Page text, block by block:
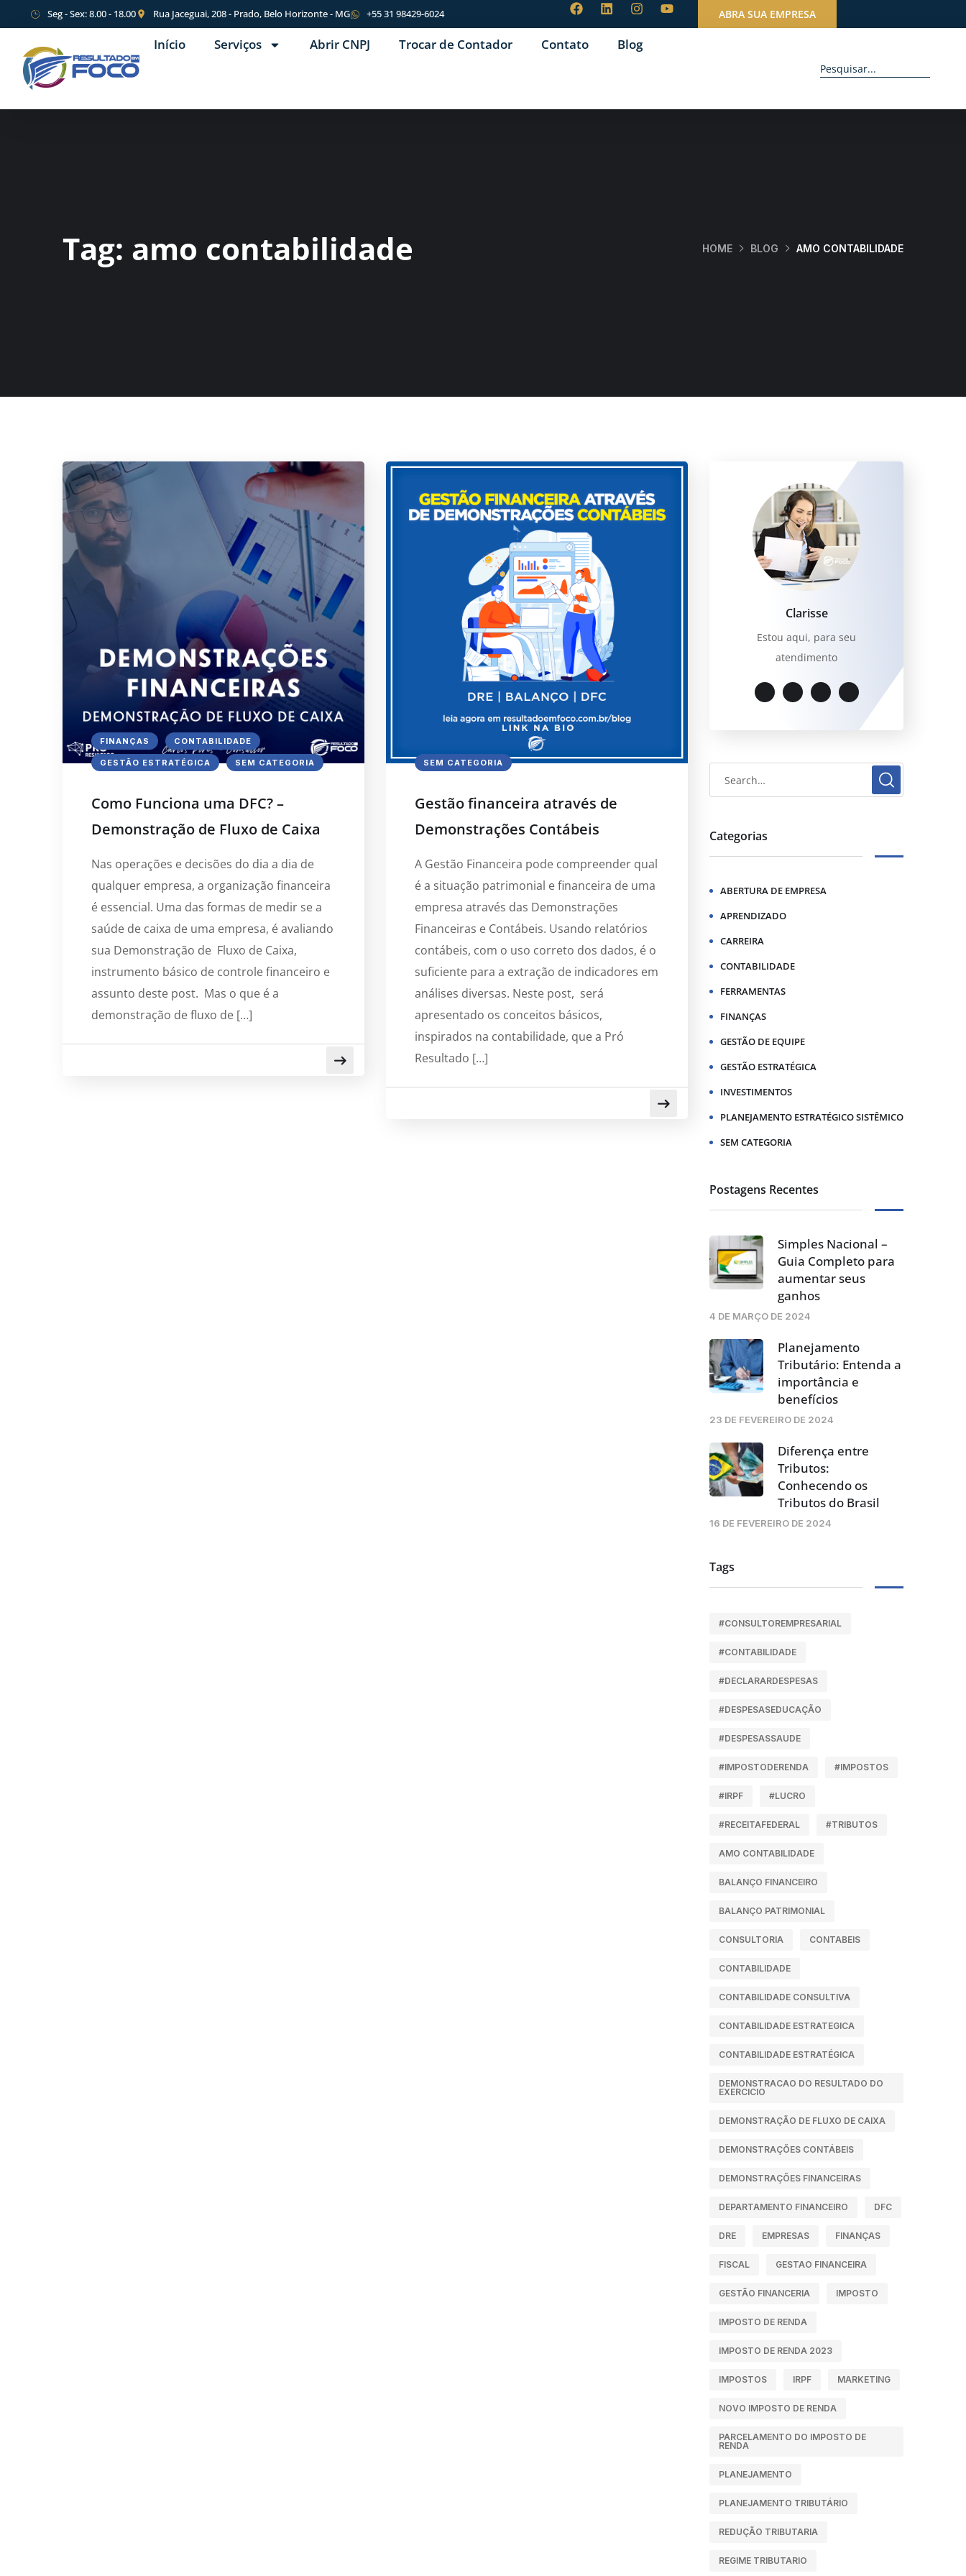
Seg - Sex: 8.00 - 18.00 Rua Jaceguai, 208 - Prado, Belo Horizonte - MG +55 31 98429-6024 ABRA SUA EMPRESA
Início Serviços Abrir CNPJ Trocar de Contador Contato Blog
Tag: amo contabilidade HOME BLOG AMO CONTABILIDADE
FINANÇAS CONTABILIDADE
GESTÃO ESTRATÉGICA SEM CATEGORIA
Como Funciona uma DFC? –
Demonstração de Fluxo de Caixa
Nas operações e decisões do dia a dia de
qualquer empresa, a organização financeira
é essencial. Uma das formas de medir se a
saúde de caixa de uma empresa, é avaliando
sua Demonstração de Fluxo de Caixa,
instrumento básico de controle financeiro e
assunto deste post. Mas o que é a
demonstração de fluxo de […]
SEM CATEGORIA
Gestão financeira através de
Demonstrações Contábeis
A Gestão Financeira pode compreender qual
é a situação patrimonial e financeira de uma
empresa através das Demonstrações
Financeiras e Contábeis. Usando relatórios
contábeis, com o uso correto dos dados, é o
suficiente para a extração de indicadores em
análises diversas. Neste post, será
apresentado os conceitos básicos,
inspirados na contabilidade, que a Pró
Resultado […]
Clarisse
Estou aqui, para seu
atendimento
Categorias
ABERTURA DE EMPRESA
APRENDIZADO
CARREIRA
CONTABILIDADE
FERRAMENTAS
FINANÇAS
GESTÃO DE EQUIPE
GESTÃO ESTRATÉGICA
INVESTIMENTOS
PLANEJAMENTO ESTRATÉGICO SISTÊMICO
SEM CATEGORIA
Postagens Recentes
Simples Nacional –
Guia Completo para
aumentar seus
ganhos
4 DE MARÇO DE 2024
Planejamento
Tributário: Entenda a
importância e
benefícios
23 DE FEVEREIRO DE 2024
Diferença entre
Tributos:
Conhecendo os
Tributos do Brasil
16 DE FEVEREIRO DE 2024
Tags
#CONSULTOREMPRESARIAL
#CONTABILIDADE
#DECLARARDESPESAS
#DESPESASEDUCAÇÃO
#DESPESASSAUDE
#IMPOSTODERENDA #IMPOSTOS
#IRPF #LUCRO
#RECEITAFEDERAL #TRIBUTOS
AMO CONTABILIDADE
BALANÇO FINANCEIRO
BALANÇO PATRIMONIAL
CONSULTORIA CONTABEIS
CONTABILIDADE
CONTABILIDADE CONSULTIVA
CONTABILIDADE ESTRATEGICA
CONTABILIDADE ESTRATÉGICA
DEMONSTRACAO DO RESULTADO DO
EXERCICIO
DEMONSTRAÇÃO DE FLUXO DE CAIXA
DEMONSTRAÇÕES CONTÁBEIS
DEMONSTRAÇÕES FINANCEIRAS
DEPARTAMENTO FINANCEIRO DFC
DRE EMPRESAS FINANÇAS
FISCAL GESTAO FINANCEIRA
GESTÃO FINANCERIA IMPOSTO
IMPOSTO DE RENDA
IMPOSTO DE RENDA 2023
IMPOSTOS IRPF MARKETING
NOVO IMPOSTO DE RENDA
PARCELAMENTO DO IMPOSTO DE
RENDA
PLANEJAMENTO
PLANEJAMENTO TRIBUTÁRIO
REDUÇÃO TRIBUTARIA
REGIME TRIBUTARIO